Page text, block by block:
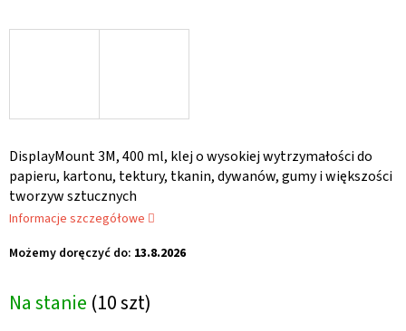
Na stanie (10 szt)
Możemy doręczyć do: 13.8.2026
DisplayMount 3M, 400 ml, klej o wysokiej wytrzymałości do
papieru, kartonu, tektury, tkanin, dywanów, gumy i większości
tworzyw sztucznych
Informacje szczegółowe